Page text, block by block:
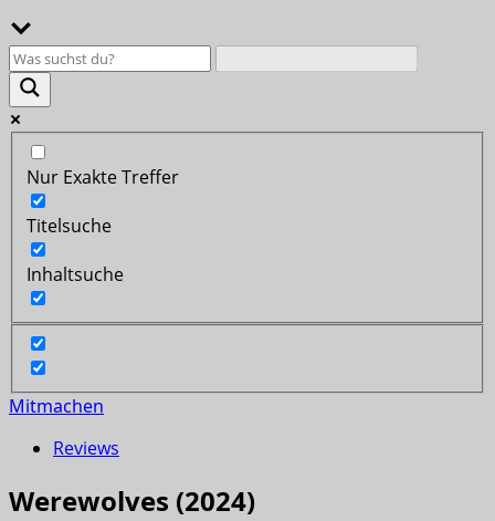
Nur Exakte Treffer
Titelsuche
Inhaltsuche
Mitmachen
Reviews
Werewolves (2024)